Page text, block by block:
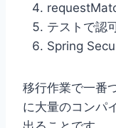
テストで認
Spring
移行作業で一番
に大量のコンパ